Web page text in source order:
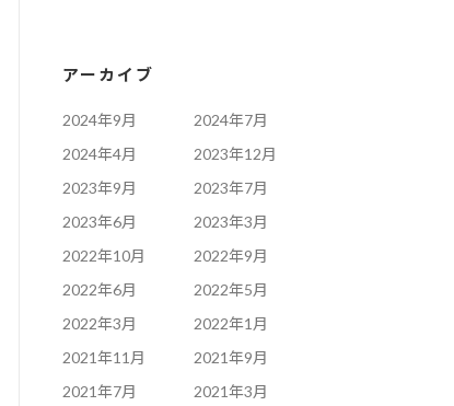
アーカイブ
2024年9月
2024年7月
2024年4月
2023年12月
2023年9月
2023年7月
2023年6月
2023年3月
2022年10月
2022年9月
2022年6月
2022年5月
2022年3月
2022年1月
2021年11月
2021年9月
2021年7月
2021年3月